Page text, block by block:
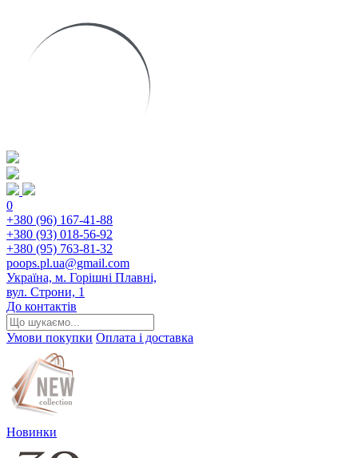
0
+380 (96) 167-41-88
+380 (93) 018-56-92
+380 (95) 763-81-32
poops.pl.ua@gmail.com
Україна, м. Горішні Плавні,
вул. Строни, 1
До контактів
Умови покупки Оплата і доставка
Новинки